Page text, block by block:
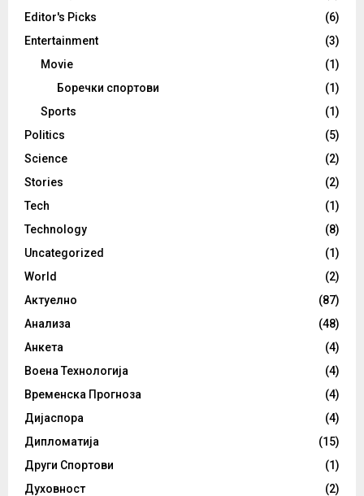
Editor's Picks
(6)
Entertainment
(3)
Movie
(1)
Боречки спортови
(1)
Sports
(1)
Politics
(5)
Science
(2)
Stories
(2)
Tech
(1)
Technology
(8)
Uncategorized
(1)
World
(2)
Актуелно
(87)
Анализа
(48)
Анкета
(4)
Воена Технологија
(4)
Временска Прогноза
(4)
Дијаспора
(4)
Дипломатија
(15)
Други Спортови
(1)
Духовност
(2)